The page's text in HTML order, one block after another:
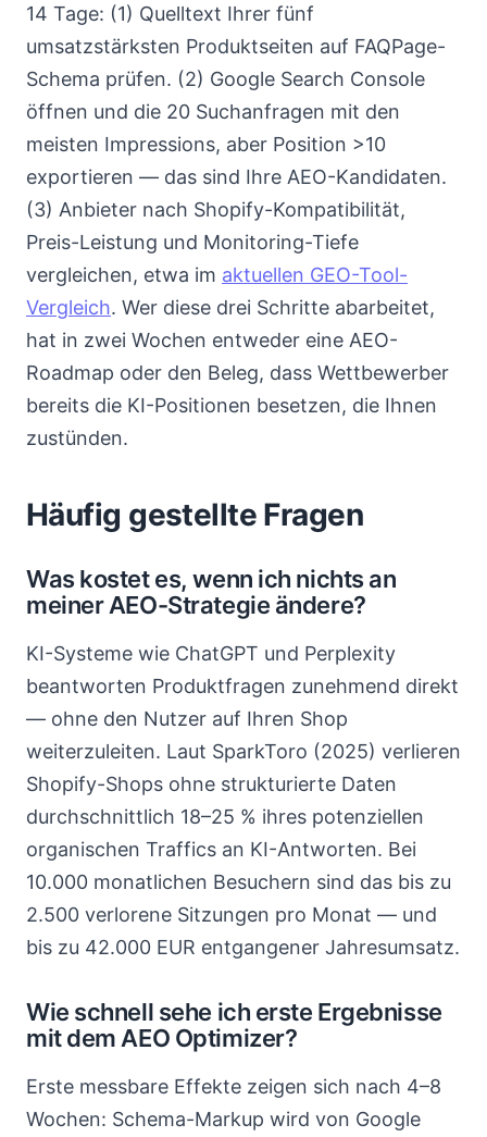
14 Tage: (1) Quelltext Ihrer fünf
umsatzstärksten Produktseiten auf FAQPage-
Schema prüfen. (2) Google Search Console
öffnen und die 20 Suchanfragen mit den
meisten Impressions, aber Position >10
exportieren — das sind Ihre AEO-Kandidaten.
(3) Anbieter nach Shopify-Kompatibilität,
Preis-Leistung und Monitoring-Tiefe
vergleichen, etwa im aktuellen GEO-Tool-
Vergleich. Wer diese drei Schritte abarbeitet,
hat in zwei Wochen entweder eine AEO-
Roadmap oder den Beleg, dass Wettbewerber
bereits die KI-Positionen besetzen, die Ihnen
zustünden.
Häufig gestellte Fragen
Was kostet es, wenn ich nichts an
meiner AEO-Strategie ändere?
KI-Systeme wie ChatGPT und Perplexity
beantworten Produktfragen zunehmend direkt
— ohne den Nutzer auf Ihren Shop
weiterzuleiten. Laut SparkToro (2025) verlieren
Shopify-Shops ohne strukturierte Daten
durchschnittlich 18–25 % ihres potenziellen
organischen Traffics an KI-Antworten. Bei
10.000 monatlichen Besuchern sind das bis zu
2.500 verlorene Sitzungen pro Monat — und
bis zu 42.000 EUR entgangener Jahresumsatz.
Wie schnell sehe ich erste Ergebnisse
mit dem AEO Optimizer?
Erste messbare Effekte zeigen sich nach 4–8
Wochen: Schema-Markup wird von Google